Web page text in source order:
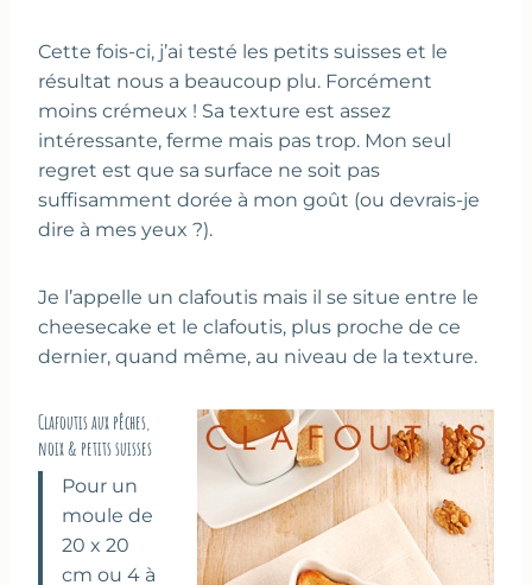
Cette fois-ci, j’ai testé les petits suisses et le
résultat nous a beaucoup plu. Forcément
moins crémeux ! Sa texture est assez
intéressante, ferme mais pas trop. Mon seul
regret est que sa surface ne soit pas
suffisamment dorée à mon goût (ou devrais-je
dire à mes yeux ?).
Je l’appelle un clafoutis mais il se situe entre le
cheesecake et le clafoutis, plus proche de ce
dernier, quand même, au niveau de la texture.
Clafoutis aux pêches,
noix & petits suisses
Pour un
moule de
20 x 20
cm ou 4 à